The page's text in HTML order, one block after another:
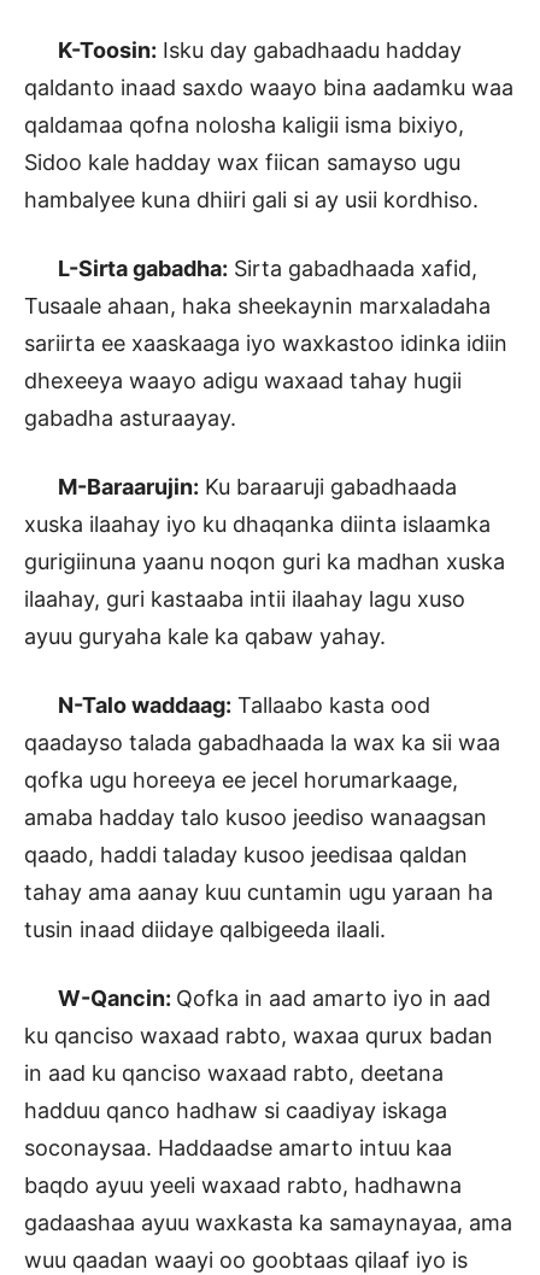
K-Toosin: Isku day gabadhaadu hadday
qaldanto inaad saxdo waayo bina aadamku waa
qaldamaa qofna nolosha kaligii isma bixiyo,
Sidoo kale hadday wax fiican samayso ugu
hambalyee kuna dhiiri gali si ay usii kordhiso.
L-Sirta gabadha: Sirta gabadhaada xafid,
Tusaale ahaan, haka sheekaynin marxaladaha
sariirta ee xaaskaaga iyo waxkastoo idinka idiin
dhexeeya waayo adigu waxaad tahay hugii
gabadha asturaayay.
M-Baraarujin: Ku baraaruji gabadhaada
xuska ilaahay iyo ku dhaqanka diinta islaamka
gurigiinuna yaanu noqon guri ka madhan xuska
ilaahay, guri kastaaba intii ilaahay lagu xuso
ayuu guryaha kale ka qabaw yahay.
N-Talo waddaag: Tallaabo kasta ood
qaadayso talada gabadhaada la wax ka sii waa
qofka ugu horeeya ee jecel horumarkaage,
amaba hadday talo kusoo jeediso wanaagsan
qaado, haddi taladay kusoo jeedisaa qaldan
tahay ama aanay kuu cuntamin ugu yaraan ha
tusin inaad diidaye qalbigeeda ilaali.
W-Qancin: Qofka in aad amarto iyo in aad
ku qanciso waxaad rabto, waxaa qurux badan
in aad ku qanciso waxaad rabto, deetana
hadduu qanco hadhaw si caadiyay iskaga
soconaysaa. Haddaadse amarto intuu kaa
baqdo ayuu yeeli waxaad rabto, hadhawna
gadaashaa ayuu waxkasta ka samaynayaa, ama
wuu qaadan waayi oo goobtaas qilaaf iyo is